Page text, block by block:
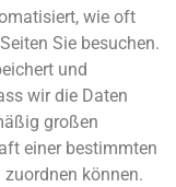
wie oft
Sie besuchen.
und
wir die Daten
großen
einer bestimmten
können.